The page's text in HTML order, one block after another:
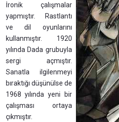
İronik çalışmalar
yapmıştır. Rastlantı
ve dil oyunlarını
kullanmıştır. 1920
yılında Dada grubuyla
sergi açmıştır.
Sanatla ilgilenmeyi
bıraktığı düşünülse de
1968 yılında yeni bir
çalışması ortaya
çıkmıştır.